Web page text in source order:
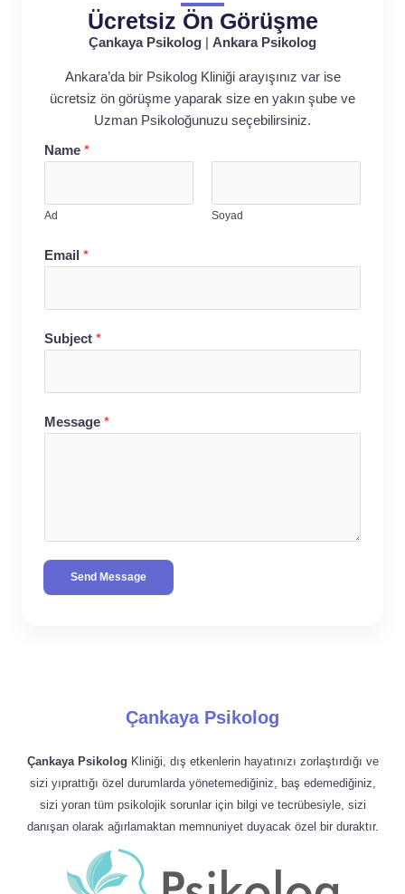
Ücretsiz Ön Görüşme
Çankaya Psikolog Ankara Psikolog
Ankara’da bir Psikolog Kliniği arayışınız var ise
ücretsiz ön görüşme yaparak size en yakın şube ve
Uzman Psikoloğunuzu seçebilirsiniz.
Name *
Ad Soyad
Email *
Subject *
Message *
Send Message
Çankaya Psikolog
Çankaya Psikolog Kliniği, dış etkenlerin hayatınızı zorlaştırdığı ve
sizi yıprattığı özel durumlarda yönetemediğiniz, baş edemediğiniz,
sizi yoran tüm psikolojik sorunlar için bilgi ve tecrübesiyle, sizi
danışan olarak ağırlamaktan memnuniyet duyacak özel bir duraktır.